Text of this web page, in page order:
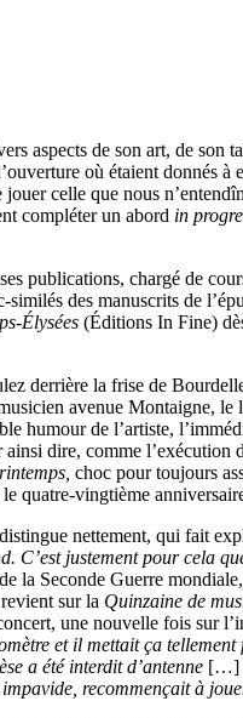
aspects de son art, de son
où étaient donnés à
celle que nous
compléter un abord in
publications, chargé de
des manuscrits de
Élysées (Éditions In Fine)
derrière la frise de
avenue Montaigne,
humour de l’artiste,
ainsi dire, comme l’exécution
choc pour toujours
quatre-vingtième
nettement, qui fait
justement pour cela
la Seconde Guerre
revient sur la Quinzaine de
une nouvelle fois sur
et il mettait ça
a été interdit d’antenne […]
recommençait à